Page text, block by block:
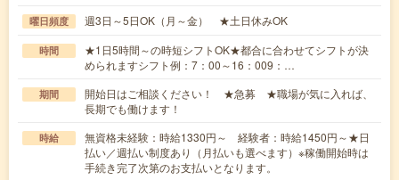
曜日頻度 週3日～5日OK（月～金） ★土日休みOK
時間
★1日5時間～の時短シフトOK★都合に合わせてシフトが決
められますシフト例：7：00～16：009：…
期間
開始日はご相談ください！ ★急募 ★職場が気に入れば、
長期でも働けます！
時給
無資格未経験：時給1330円～ 経験者：時給1450円～★日
払い／週払い制度あり（月払いも選べます）※稼働開始時は
手続き完了次第のお支払いとなります。